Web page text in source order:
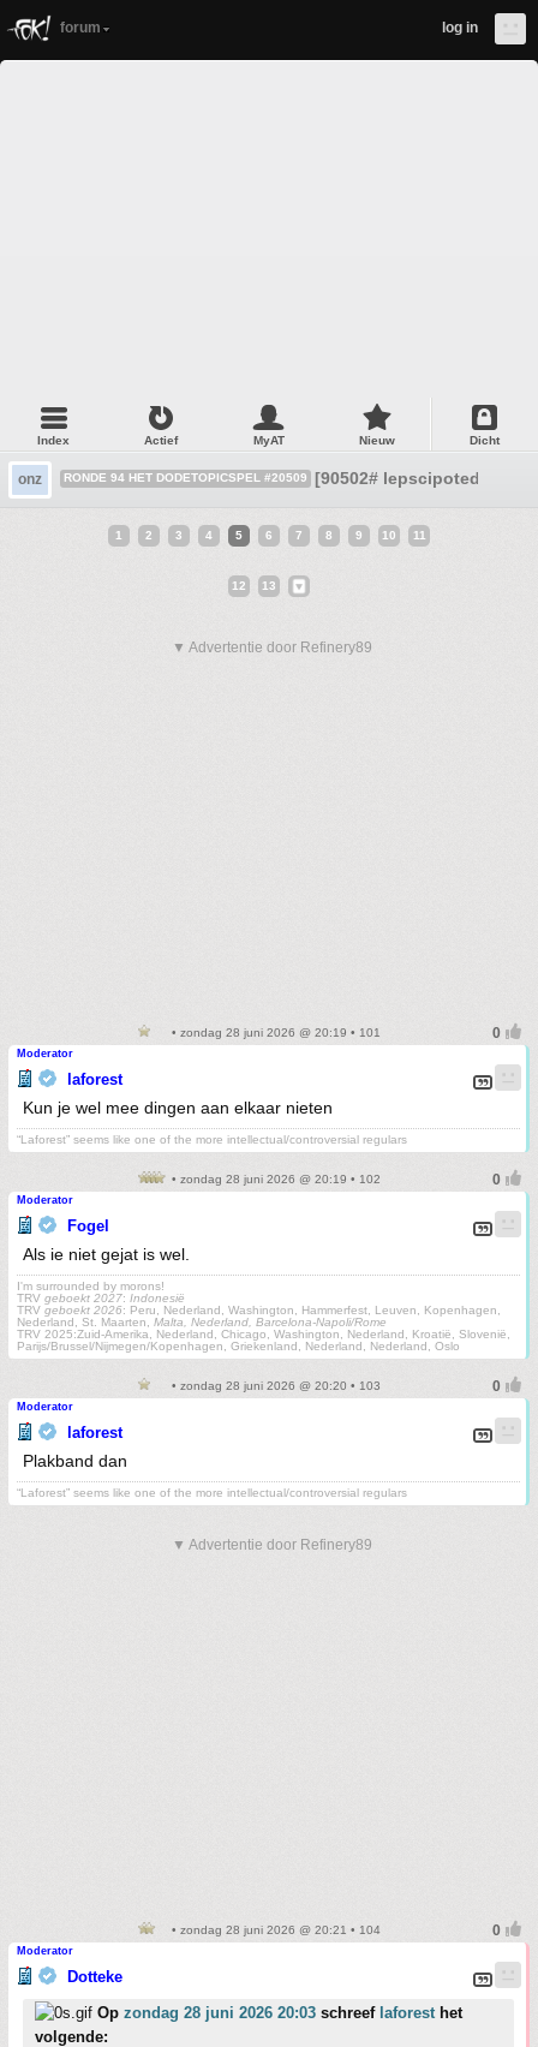
forum log in
Index Actief MyAT Nieuw Dicht
onz RONDE 94 HET DODETOPICSPEL #20509 [90502# lepscipotedoD 49
1 2 3 4 5 6 7 8 9 10 11
12 13
▼ Advertentie door Refinery89
• zondag 28 juni 2026 @ 20:19 • 101
Moderator
laforest
Kun je wel mee dingen aan elkaar nieten
“Laforest” seems like one of the more intellectual/controversial regulars
• zondag 28 juni 2026 @ 20:19 • 102
Moderator
Fogel
Als ie niet gejat is wel.
I'm surrounded by morons!
TRV geboekt 2027: Indonesië
TRV geboekt 2026: Peru, Nederland, Washington, Hammerfest, Leuven, Kopenhagen,
Nederland, St. Maarten, Malta, Nederland, Barcelona-Napoli/Rome
TRV 2025:Zuid-Amerika, Nederland, Chicago, Washington, Nederland, Kroatië, Slovenië,
Parijs/Brussel/Nijmegen/Kopenhagen, Griekenland, Nederland, Nederland, Oslo
• zondag 28 juni 2026 @ 20:20 • 103
Moderator
laforest
Plakband dan
“Laforest” seems like one of the more intellectual/controversial regulars
▼ Advertentie door Refinery89
• zondag 28 juni 2026 @ 20:21 • 104
Moderator
Dotteke
Op zondag 28 juni 2026 20:03 schreef laforesthet
volgende: